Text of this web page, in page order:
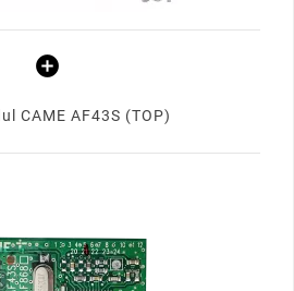
CAME AF43S (TOP)